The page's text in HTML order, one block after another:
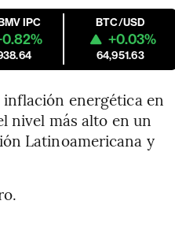
IPC BTC/USD
+0.03%
64,951.63
energética en
nivel más alto en un
Latinoamericana y